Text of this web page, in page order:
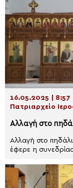
16.05.2025 | 8:57
Πατριαρχείο
Αλλαγή στο
Αλλαγή στο
έφερε η